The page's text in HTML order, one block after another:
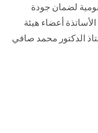
لضمان جودة
أعضاء هيئة
الدكتور محمد صافي